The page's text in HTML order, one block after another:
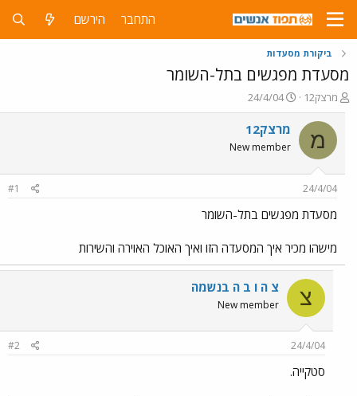
התחבר הירשם
ביקורת מסעדות
מסעדת מפגשים בתל-השומר
פ
ו
ת
ח
ה
ש
א
מרצק12
פ
ו
ר
ם
ר
24/4/04
מ מרצק12
New member
24/4/04
#1
מסעדת מפגשים בתל-השומר
מישהו מכיר איך המסעדה הזו ואיך האוכל האוירה והשירות
צ צ ה ו ב ה בנשמה
New member
24/4/04
#2
סטקייה.